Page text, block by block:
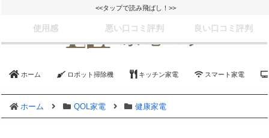
ホーム ロボット掃除機 キッチン家電 スマート家電
ホーム QOL家電 健康家電
<<タップで読み飛ばし！>>
使用感 悪い口コミ評判 良い口コミ評判